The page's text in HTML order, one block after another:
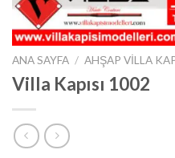
ANA SAYFA / AHŞAP VILLA
Villa Kapısı 1002